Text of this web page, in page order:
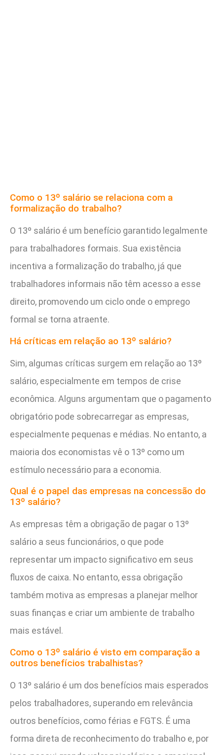
Como o 13º salário se relaciona com a
formalização do trabalho?
O 13º salário é um benefício garantido legalmente
para trabalhadores formais. Sua existência
incentiva a formalização do trabalho, já que
trabalhadores informais não têm acesso a esse
direito, promovendo um ciclo onde o emprego
formal se torna atraente.
Há críticas em relação ao 13º salário?
Sim, algumas críticas surgem em relação ao 13º
salário, especialmente em tempos de crise
econômica. Alguns argumentam que o pagamento
obrigatório pode sobrecarregar as empresas,
especialmente pequenas e médias. No entanto, a
maioria dos economistas vê o 13º como um
estímulo necessário para a economia.
Qual é o papel das empresas na concessão do
13º salário?
As empresas têm a obrigação de pagar o 13º
salário a seus funcionários, o que pode
representar um impacto significativo em seus
fluxos de caixa. No entanto, essa obrigação
também motiva as empresas a planejar melhor
suas finanças e criar um ambiente de trabalho
mais estável.
Como o 13º salário é visto em comparação a
outros benefícios trabalhistas?
O 13º salário é um dos benefícios mais esperados
pelos trabalhadores, superando em relevância
outros benefícios, como férias e FGTS. É uma
forma direta de reconhecimento do trabalho e, por